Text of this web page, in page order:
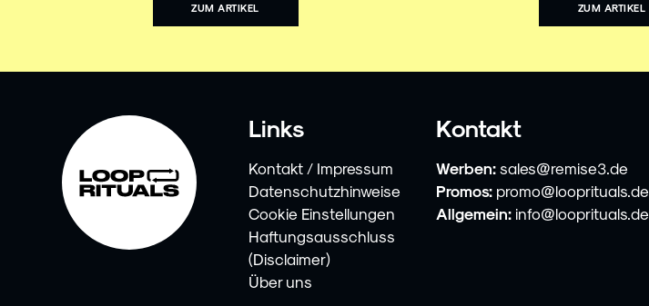
ZUM ARTIKEL ZUM ARTIKEL
Links
Kontakt / Impressum
Datenschutzhinweise
Cookie Einstellungen
Haftungsausschluss
(Disclaimer)
Über uns
Kontakt
Werben: sales@remise3.de
Promos: promo@looprituals.de
Allgemein: info@looprituals.de